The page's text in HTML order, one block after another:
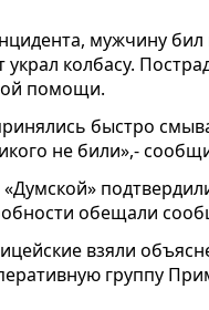
мужчину бил
украл колбасу.
помощи.
быстро
не били»,-
обещали
взяли
группу